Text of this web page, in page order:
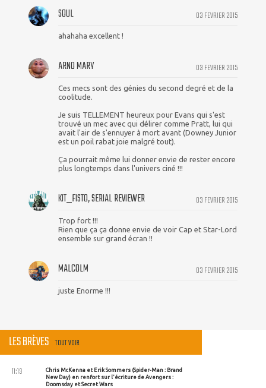
03 FEVRIER 2015
SOUL
ahahaha excellent !
03 FEVRIER 2015
ARNO MARY
Ces mecs sont des génies du second degré et de la
coolitude.
Je suis TELLEMENT heureux pour Evans qui s'est
trouvé un mec avec qui délirer comme Pratt, lui qui
avait l'air de s'ennuyer à mort avant (Downey Junior
est un poil rabat joie malgré tout).
Ça pourrait même lui donner envie de rester encore
plus longtemps dans l'univers ciné !!!
03 FEVRIER 2015
KIT_FISTO, SERIAL REVIEWER
Trop fort !!!
Rien que ça ça donne envie de voir Cap et Star-Lord
ensemble sur grand écran !!
03 FEVRIER 2015
MALCOLM
juste Enorme !!!
LES BRÈVES TOUT VOIR
Chris McKenna et Erik Sommers (Spider-Man : Brand
New Day) en renfort sur l'écriture de Avengers :
Doomsday et Secret Wars
11:19